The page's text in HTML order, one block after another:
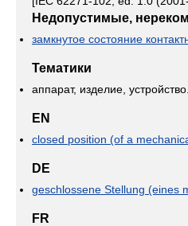
Недопустимые,
замкнутое состояние
Тематики
аппарат, изделие,
EN
closed position (of a
DE
geschlossene Stellung (eines
FR